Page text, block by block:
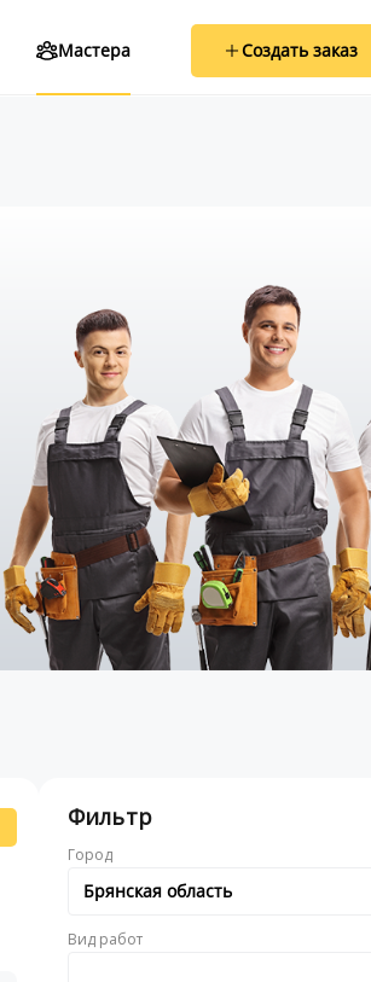
Мастера Создать заказ
Фильтр
Город
Брянская область
Вид работ